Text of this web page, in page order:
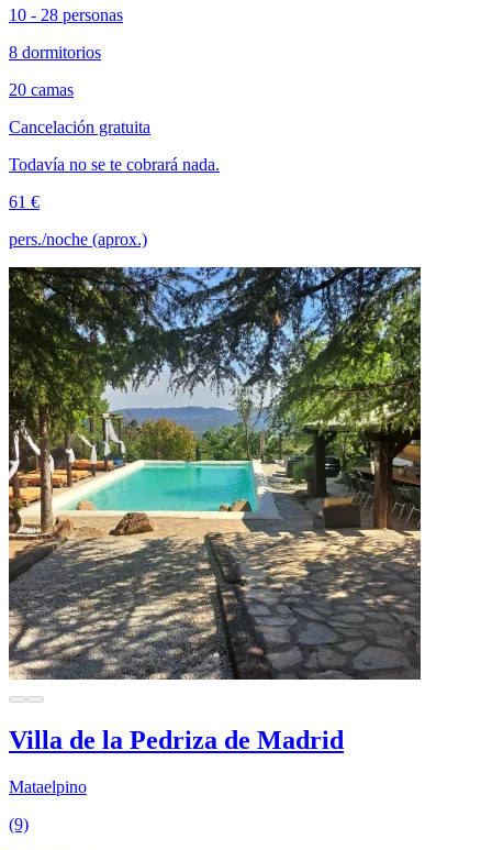
10 - 28 personas
8 dormitorios
20 camas
Cancelación gratuita
Todavía no se te cobrará nada.
61 €
pers./noche (aprox.)
Villa de la Pedriza de Madrid
Mataelpino
(9)